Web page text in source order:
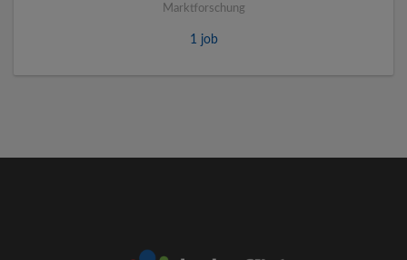
Marktforschung
1 job